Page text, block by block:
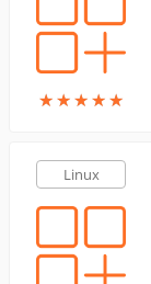
★★★★★
★★★★★
Linux